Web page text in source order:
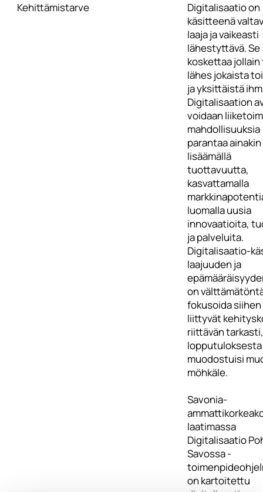
Kehittämistarve
Digitalisaatio on
käsitteenä
laaja ja vaikeasti
lähestyttävä. Se
koskettaa jollain
lähes jokaista
ja yksittäistä
Digitalisaation
voidaan
mahdollisuuksia
parantaa ainakin
lisäämällä
tuottavuutta,
kasvattamalla
luomalla uusia
innovaatioita,
ja palveluita.
Digitalisaatio-
laajuuden ja
on
fokusoida siihen
liittyvät
riittävän
lopputuloksesta
muodostuisi
möhkäle.
Savonia-
laatimassa
Digitalisaatio
Savossa -
on kartoitettu